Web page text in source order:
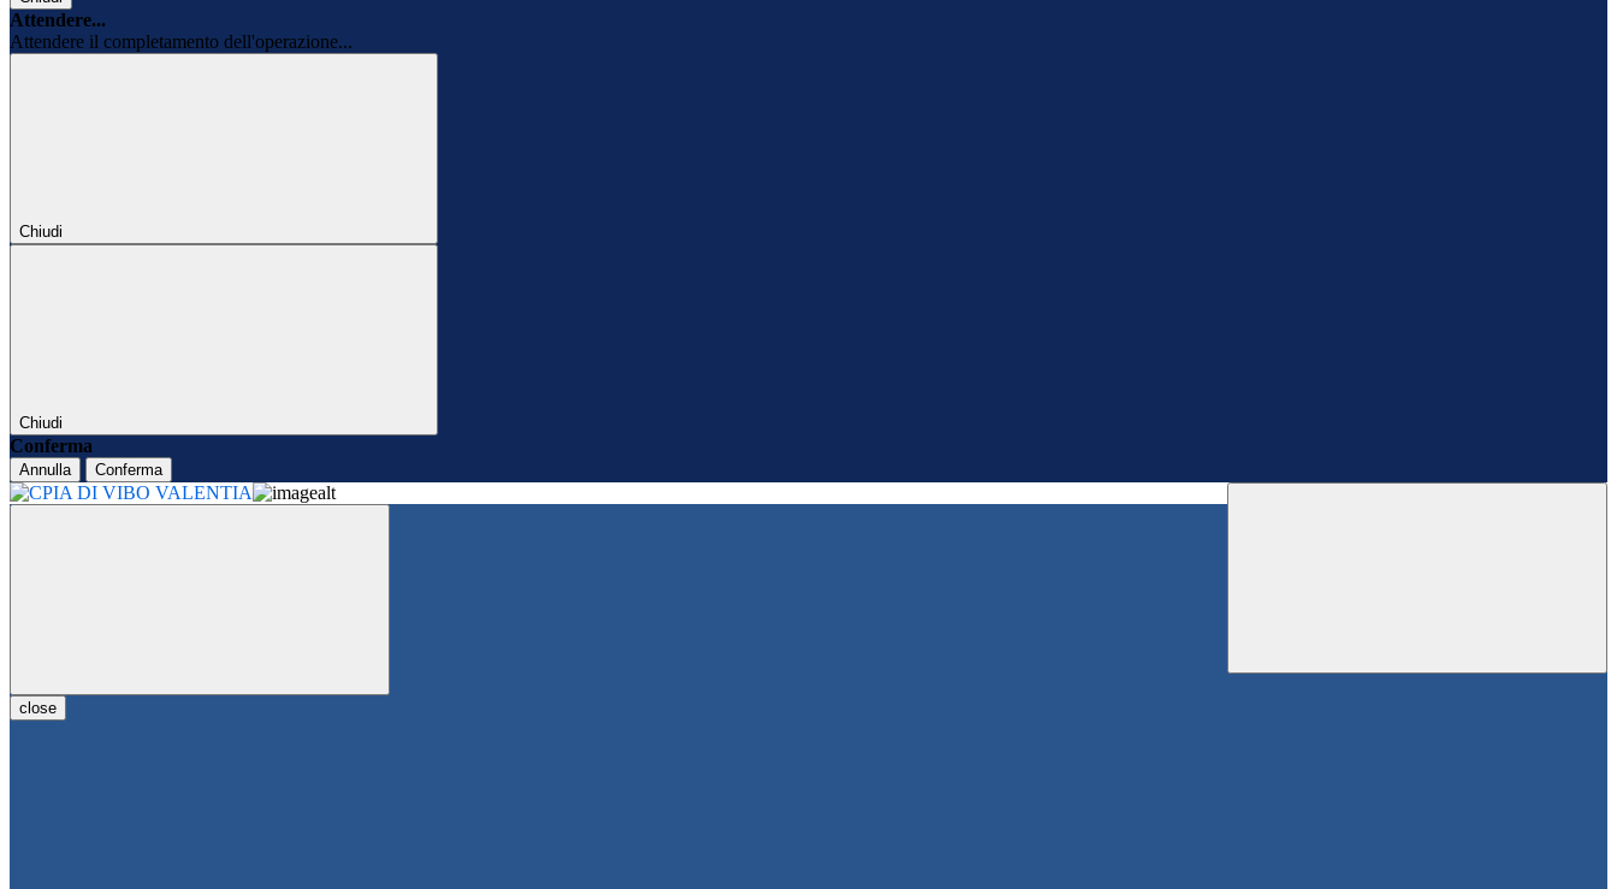
Attendere...
Attendere il completamento dell'operazione...
Chiudi
Chiudi
Conferma
Annulla Conferma
close